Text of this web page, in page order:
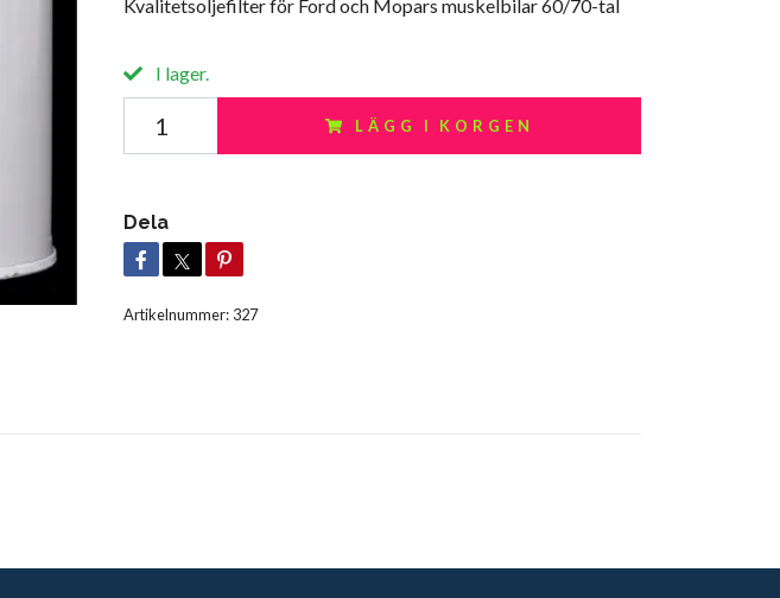
Kvalitetsoljefilter för Ford och Mopars muskelbilar 60/70-tal
I lager.
LÄGG I KORGEN
Dela
Artikelnummer: 327